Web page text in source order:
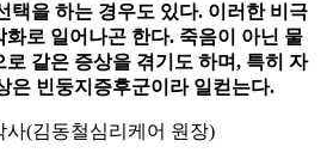
택을 하는 경우도 있다. 이러한 비극
로 일어나곤 한다. 죽음이 아닌 물
같은 증상을 겪기도 하며, 특히 자
은 빈둥지증후군이라 일컫는다.
(김동철심리케어 원장)